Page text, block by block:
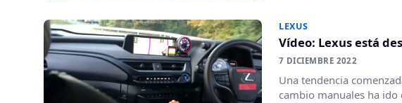
LEXUS
Vídeo: Lexus está
7 DICIEMBRE 2022
Una tendencia
cambio manuales ha ido